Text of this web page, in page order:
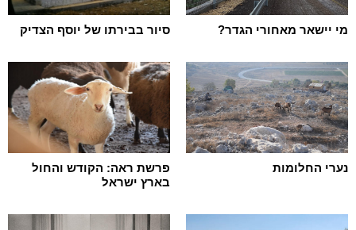
מי יישאר מאחורי הגדר? סיור בבירתו של יוסף הצדיק
נערי החלומות
פרשת ראה: הקודש והחול
בארץ ישראל